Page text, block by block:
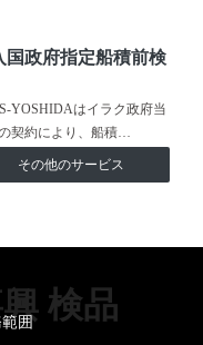
国政府指定船積前検
YOSHIDAはイラク政府当
契約により、船積…
その他のサービス
検品
囲